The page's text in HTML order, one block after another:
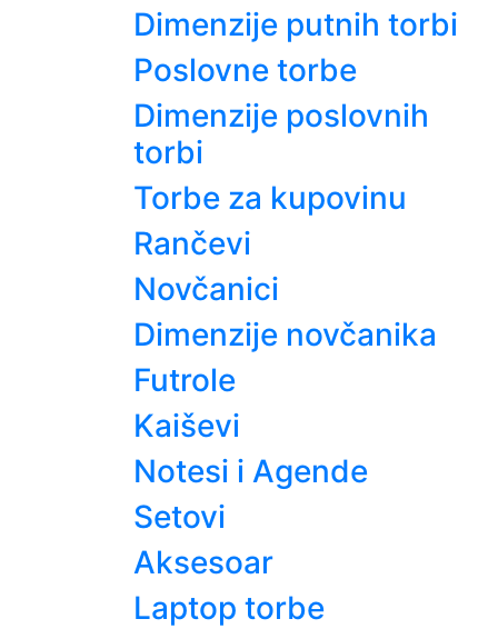
Dimenzije putnih torbi
Poslovne torbe
Dimenzije poslovnih
torbi
Torbe za kupovinu
Rančevi
Novčanici
Dimenzije novčanika
Futrole
Kaiševi
Notesi i Agende
Setovi
Aksesoar
Laptop torbe